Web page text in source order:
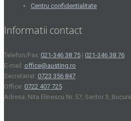
Centru confidentialitate
Informatii contact
Telefon/Fax: 021-346 38 75 | 021-346 38 76
E-mail: office@austing.ro
Secretariat: 0723 356 847
Office: 0722 407 725
Adresa: Nita Elinescu Nr. 57, Sector 3,